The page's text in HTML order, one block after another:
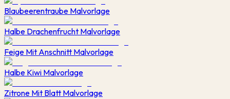
Blaubeerentraube Malvorlage
Halbe Drachenfrucht Malvorlage
Feige Mit Anschnitt Malvorlage
Halbe Kiwi Malvorlage
Zitrone Mit Blatt Malvorlage